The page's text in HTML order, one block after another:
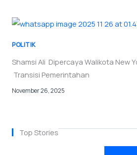
POLITIK
Shamsi Ali Dipercaya Walikota New
Transisi Pemerintahan
November 26, 2025
Top Stories